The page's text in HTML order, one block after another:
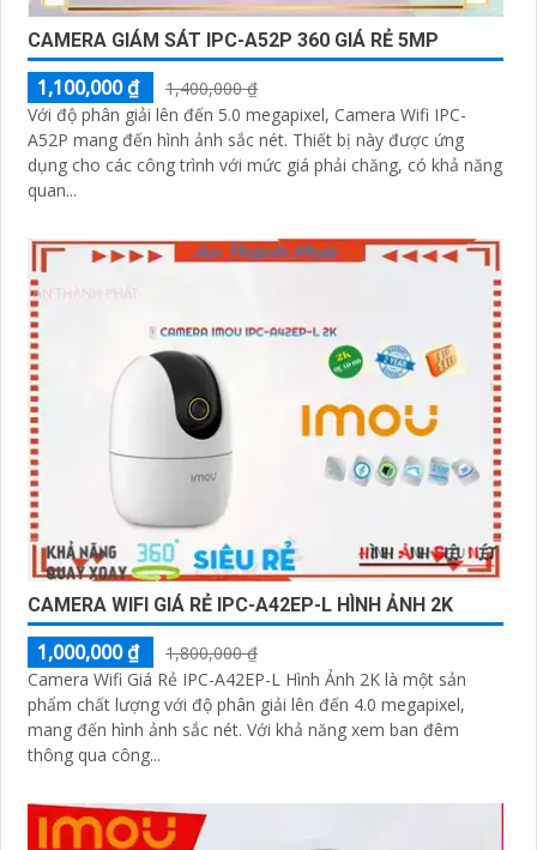
CAMERA GIÁM SÁT IPC-A52P 360 GIÁ RẺ 5MP
1,100,000 ₫
1,400,000 ₫
Với độ phân giải lên đến 5.0 megapixel, Camera Wifi IPC-
A52P mang đến hình ảnh sắc nét. Thiết bị này được ứng
dụng cho các công trình với mức giá phải chăng, có khả năng
quan...
CAMERA WIFI GIÁ RẺ IPC-A42EP-L HÌNH ẢNH 2K
1,000,000 ₫
1,800,000 ₫
Camera Wifi Giá Rẻ IPC-A42EP-L Hình Ảnh 2K là một sản
phẩm chất lượng với độ phân giải lên đến 4.0 megapixel,
mang đến hình ảnh sắc nét. Với khả năng xem ban đêm
thông qua công...